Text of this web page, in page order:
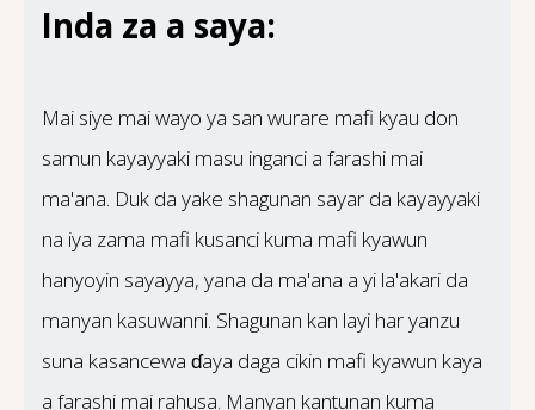
Inda za a saya:
Mai siye mai wayo ya san wurare mafi kyau don
samun kayayyaki masu inganci a farashi mai
ma'ana. Duk da yake shagunan sayar da kayayyaki
na iya zama mafi kusanci kuma mafi kyawun
hanyoyin sayayya, yana da ma'ana a yi la'akari da
manyan kasuwanni. Shagunan kan layi har yanzu
suna kasancewa ɗaya daga cikin mafi kyawun kaya
a farashi mai rahusa. Manyan kantunan kuma